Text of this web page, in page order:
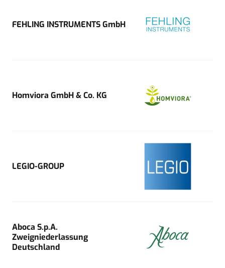
FEHLING INSTRUMENTS GmbH
Homviora GmbH & Co. KG
LEGIO-GROUP
Aboca S.p.A.
Zweigniederlassung
Deutschland